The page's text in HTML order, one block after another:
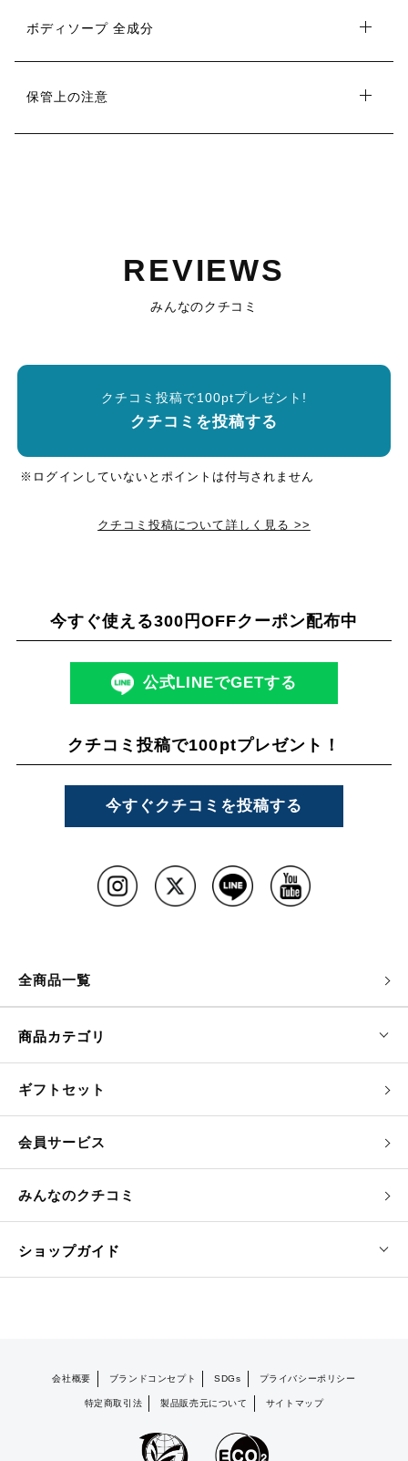
ボディソープ 全成分
保管上の注意
REVIEWS
みんなのクチコミ
クチコミ投稿で100ptプレゼント!
クチコミを投稿する
※ログインしていないとポイントは付与されません
クチコミ投稿について詳しく見る >>
今すぐ使える300円OFFクーポン配布中
公式LINEでGETする
クチコミ投稿で100ptプレゼント！
今すぐクチコミを投稿する
全商品一覧
商品カテゴリ
ギフトセット
会員サービス
みんなのクチコミ
ショップガイド
会社概要 ブランドコンセプト SDGs プライバシーポリシー
特定商取引法 製品販売元について サイトマップ